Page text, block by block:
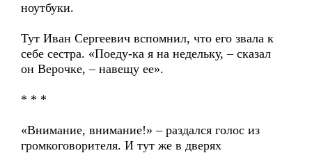
ноутбуки.
Тут Иван Сергеевич вспомнил, что его звала к
себе сестра. «Поеду-ка я на недельку, – сказал
он Верочке, – навещу ее».
* * *
«Внимание, внимание!» – раздался голос из
громкоговорителя. И тут же в дверях